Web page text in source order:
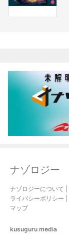
ナゾロジー
ナゾロジーについて
ライバシーポリシー
マップ
kusuguru media